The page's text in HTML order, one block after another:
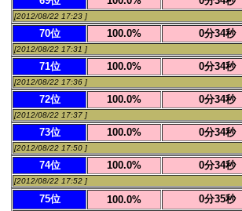
[2012/08/22 17:23 ]
70位 100.0% 0分34秒
[2012/08/22 17:31 ]
71位 100.0% 0分34秒
[2012/08/22 17:36 ]
72位 100.0% 0分34秒
[2012/08/22 17:37 ]
73位 100.0% 0分34秒
[2012/08/22 17:50 ]
74位 100.0% 0分34秒
[2012/08/22 17:52 ]
75位 100.0% 0分35秒